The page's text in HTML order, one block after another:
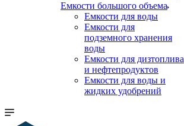
Емкости большого объема
Емкости для воды
Емкости для
подземного хранения
воды
Емкости для дизтоплива
и нефтепродуктов
Емкости для воды и
жидких удобрений